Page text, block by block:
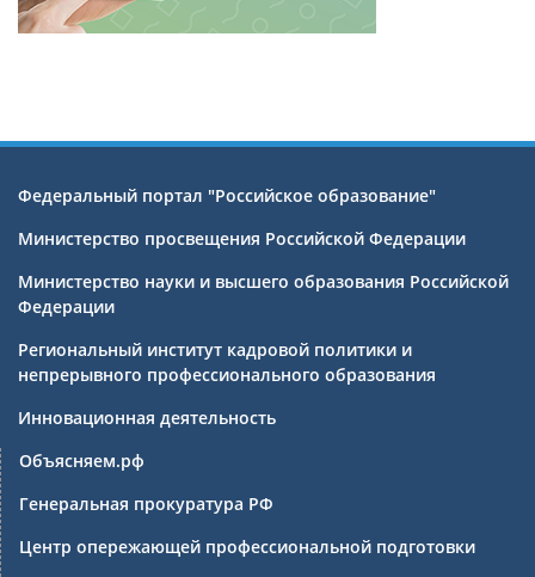
Федеральный портал "Российское образование"
Министерство просвещения Российской Федерации
Министерство науки и высшего образования Российской
Федерации
Региональный институт кадровой политики и
непрерывного профессионального образования
Инновационная деятельность
Объясняем.рф
Генеральная прокуратура РФ
Центр опережающей профессиональной подготовки